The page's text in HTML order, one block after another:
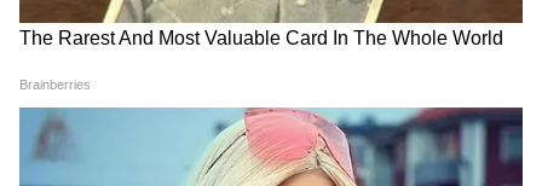
आग लगने का असल कारण अभी तक पता नहीं चल पाया
स्थानीय पुलिस ने औद्योगिक सुरक्षा अधिकारियों के साथ